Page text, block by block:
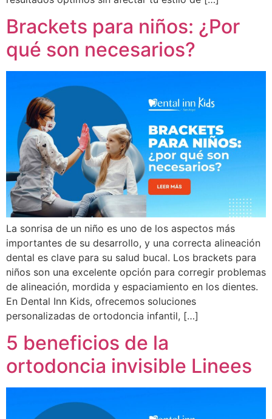
Brackets para niños: ¿Por
qué son necesarios?
La sonrisa de un niño es uno de los aspectos más
importantes de su desarrollo, y una correcta alineación
dental es clave para su salud bucal. Los brackets para
niños son una excelente opción para corregir problemas
de alineación, mordida y espaciamiento en los dientes.
En Dental Inn Kids, ofrecemos soluciones
personalizadas de ortodoncia infantil, […]
5 beneficios de la
ortodoncia invisible Linees